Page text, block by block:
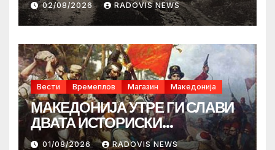
02/08/2026 RADOVIS NEWS
Вести Времеплов Магазин Македонија
МАКЕДОНИЈА УТРЕ ГИ СЛАВИ
ДВАТА ИСТОРИСКИ
ИЛИНДЕНА!
01/08/2026 RADOVIS NEWS